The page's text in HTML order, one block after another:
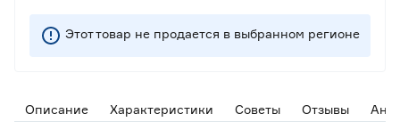
Этот товар не продается в выбранном регионе
Описание Характеристики Советы Отзывы